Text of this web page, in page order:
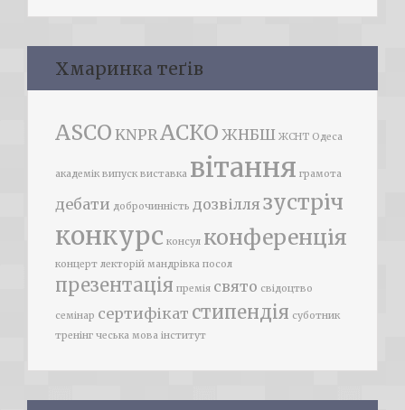
Хмаринка теґів
ASCO KNPRАСКО ЖНБШ ЖСНТ Одеса
академік випуск виставка вітання грамота
дебати доброчинність дозвілля зустріч
конкурс консул конференція
концерт лекторій мандрівка посол
презентація премія свято свідоцтво
семінар сертифікат стипендія суботник
тренінг чеська мова інститут